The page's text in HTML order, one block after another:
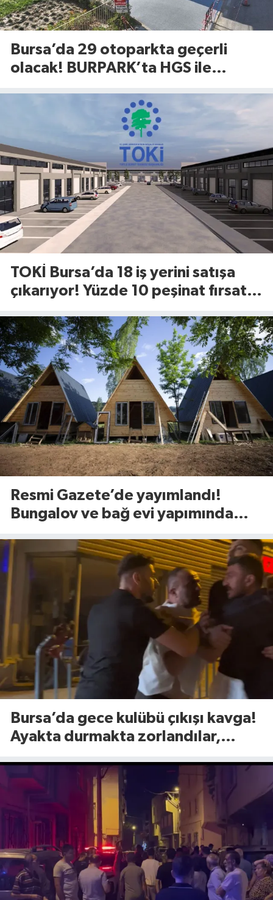
Bursa’da 29 otoparkta geçerli
olacak! BURPARK’ta HGS ile
TOKİ Bursa’da 18 iş yerini satışa
çıkarıyor! Yüzde 10 peşinat fırsatı
Resmi Gazete’de yayımlandı!
Bungalov ve bağ evi yapımında
Bursa’da gece kulübü çıkışı kavga!
Ayakta durmakta zorlandılar,